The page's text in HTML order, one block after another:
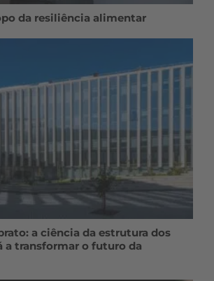
da resiliência alimentar
a ciência da estrutura dos
a transformar o futuro da